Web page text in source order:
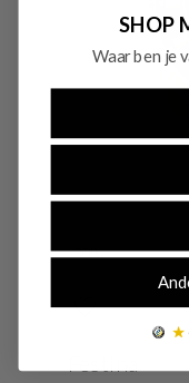
-30%
SHOP
Waar ben je